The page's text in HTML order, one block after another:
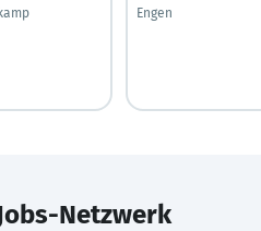
Engen
Netzwerk